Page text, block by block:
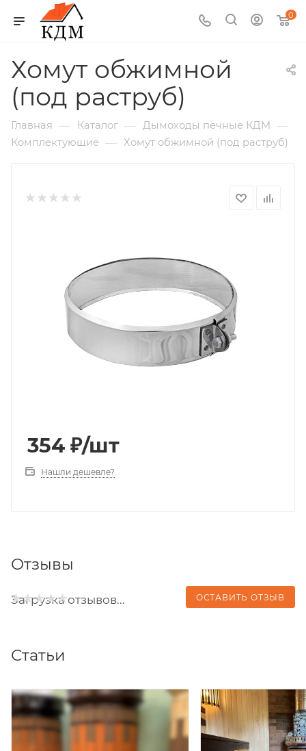
0
Хомут обжимной
(под раструб)
Главная — Каталог — Дымоходы печные КДМ —
Комплектующие — Хомут обжимной (под раструб)
354 ₽/шт
Нашли дешевле?
Отзывы
ОСТАВИТЬ ОТЗЫВ
Загрузка отзывов...
Статьи